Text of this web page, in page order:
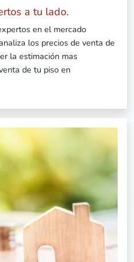
a tu lado.
en el mercado
los precios de venta de
la estimación mas
de tu piso en